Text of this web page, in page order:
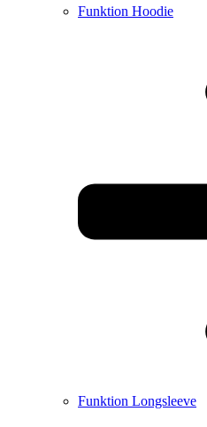
Funktion Hoodie
Funktion Longsleeve